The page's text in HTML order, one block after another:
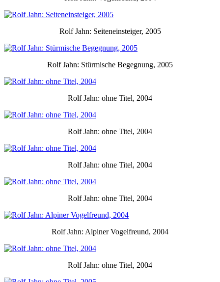
Rolf Jahn: Seiteneinsteiger, 2005
Rolf Jahn: Stürmische Begegnung, 2005
Rolf Jahn: ohne Titel, 2004
Rolf Jahn: ohne Titel, 2004
Rolf Jahn: ohne Titel, 2004
Rolf Jahn: ohne Titel, 2004
Rolf Jahn: Alpiner Vogelfreund, 2004
Rolf Jahn: ohne Titel, 2004